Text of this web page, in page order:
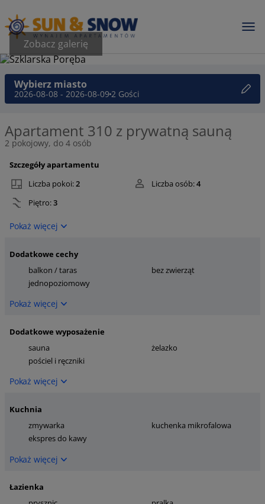
Zobacz galerię
Wybierz miasto
2026-08-08 - 2026-08-092 Gości
Apartament 310 z prywatną sauną
2 pokojowy, do 4 osób
Szczegóły apartamentu
Liczba pokoi:2 Liczba osób:4
Piętro:3
Pokaż więcej
Dodatkowe cechy
balkon / taras
bez zwierząt
jednopoziomowy
Pokaż więcej
Dodatkowe wyposażenie
sauna
żelazko
pościel i ręczniki
Pokaż więcej
Kuchnia
zmywarka
kuchenka mikrofalowa
ekspres do kawy
Pokaż więcej
Łazienka